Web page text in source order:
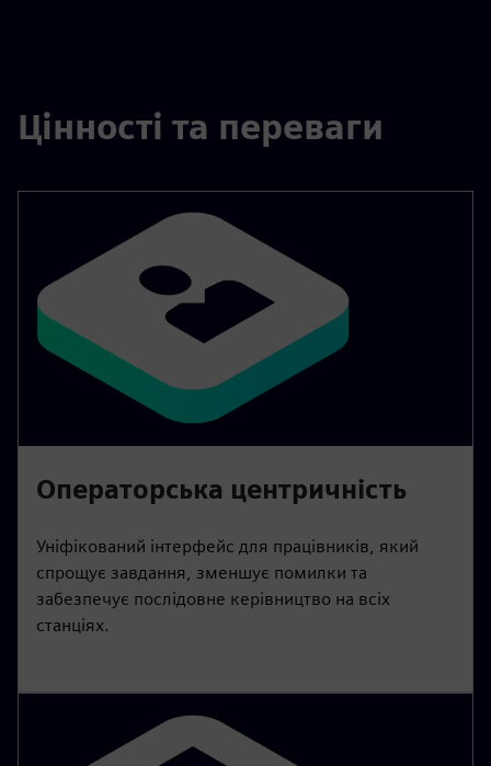
Цінності та переваги
Операторська центричність
Уніфікований інтерфейс для працівників, який
спрощує завдання, зменшує помилки та
забезпечує послідовне керівництво на всіх
станціях.